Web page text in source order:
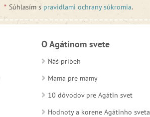
* Súhlasím s pravidlami ochrany súkromia.
O Agátinom svete
Náš príbeh
Mama pre mamy
10 dôvodov pre Agátin svet
Hodnoty a korene Agátinho sveta